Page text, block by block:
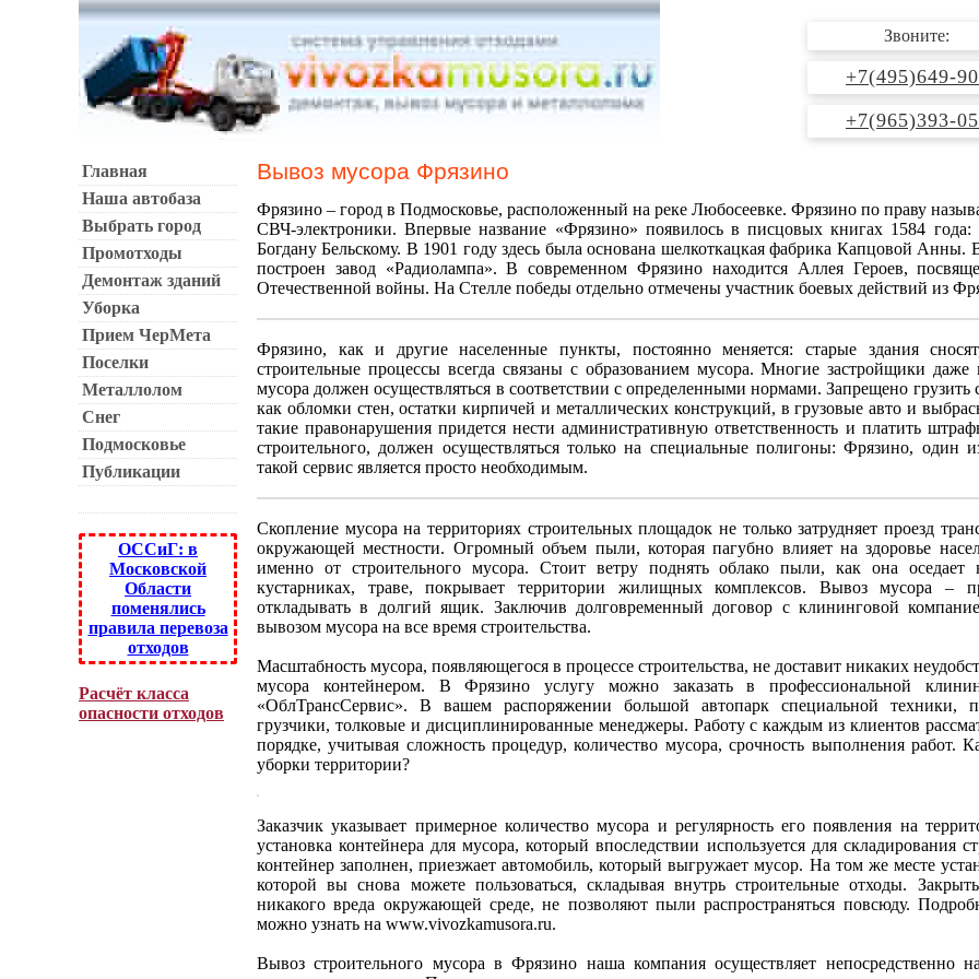
Звоните:
+7(495)649-
+7(965)393-
Главная
Наша автобаза
Выбрать город
Промотходы
Демонтаж зданий
Уборка
Прием ЧерМета
Поселки
Металлолом
Снег
Подмосковье
Публикации
ОССиГ: в
Московской
Области
поменялись
правила перевоза
отходов
Расчёт класса
опасности отходов
Вывоз мусора Фрязино
Фрязино – город в Подмосковье, расположенный на реке Любосеевке. Фрязино по праву
СВЧ-электроники. Впервые название «Фрязино» появилось в писцовых книгах 1584 года:
Богдану Бельскому. В 1901 году здесь была основана шелкоткацкая фабрика Капцовой Анны.
построен завод «Радиолампа». В современном Фрязино находится Аллея Героев,
Отечественной войны. На Стелле победы отдельно отмечены участник боевых действий из
Фрязино, как и другие населенные пункты, постоянно меняется: старые здания
строительные процессы всегда связаны с образованием мусора. Многие застройщики даже
мусора должен осуществляться в соответствии с определенными нормами. Запрещено грузить
как обломки стен, остатки кирпичей и металлических конструкций, в грузовые авто и
такие правонарушения придется нести административную ответственность и платить
строительного, должен осуществляться только на специальные полигоны: Фрязино, один
такой сервис является просто необходимым.
Скопление мусора на территориях строительных площадок не только затрудняет проезд
окружающей местности. Огромный объем пыли, которая пагубно влияет на здоровье
именно от строительного мусора. Стоит ветру поднять облако пыли, как она оседает
кустарниках, траве, покрывает территории жилищных комплексов. Вывоз мусора –
откладывать в долгий ящик. Заключив долговременный договор с клининговой
вывозом мусора на все время строительства.
Масштабность мусора, появляющегося в процессе строительства, не доставит никаких
мусора контейнером. В Фрязино услугу можно заказать в профессиональной
«ОблТрансСервис». В вашем распоряжении большой автопарк специальной техники,
грузчики, толковые и дисциплинированные менеджеры. Работу с каждым из клиентов
порядке, учитывая сложность процедур, количество мусора, срочность выполнения работ.
уборки территории?
Заказчик указывает примерное количество мусора и регулярность его появления на
установка контейнера для мусора, который впоследствии используется для складирования
контейнер заполнен, приезжает автомобиль, который выгружает мусор. На том же месте
которой вы снова можете пользоваться, складывая внутрь строительные отходы.
никакого вреда окружающей среде, не позволяют пыли распространяться повсюду.
можно узнать на www.vivozkamusora.ru.
Вывоз строительного мусора в Фрязино наша компания осуществляет непосредственно